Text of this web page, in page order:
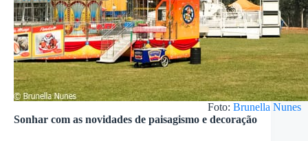
Foto: Brunella Nunes
Sonhar com as novidades de paisagismo e decoração